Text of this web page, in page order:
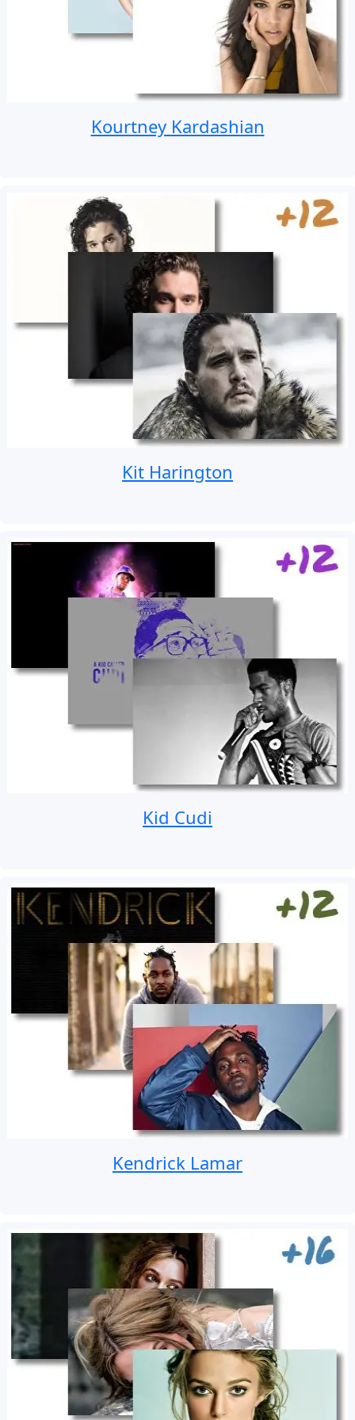
Kourtney Kardashian
Kit Harington
Kid Cudi
Kendrick Lamar